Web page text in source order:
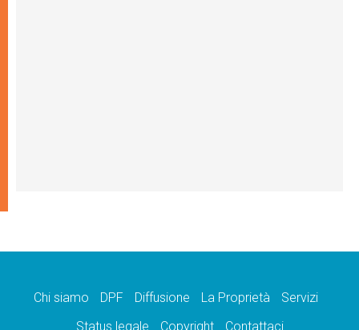
Chi siamo DPF Diffusione La Proprietà
Servizi
Status legale
Copyright Contattaci